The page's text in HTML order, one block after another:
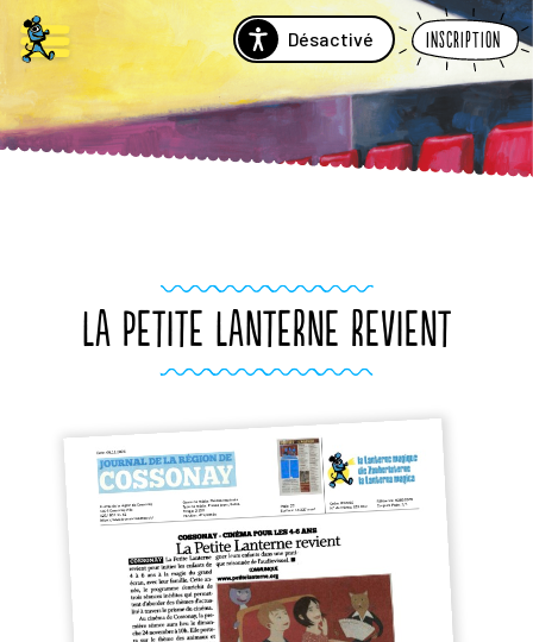
Désactivé Inscription
LA PETITE LANTERNE REVIENT